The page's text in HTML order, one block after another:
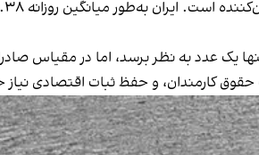
دلاری در هر بشکه شاید تنها یک عدد به نظر برسد،
کارمندان، و حفظ ثبات اقتصادی نیاز